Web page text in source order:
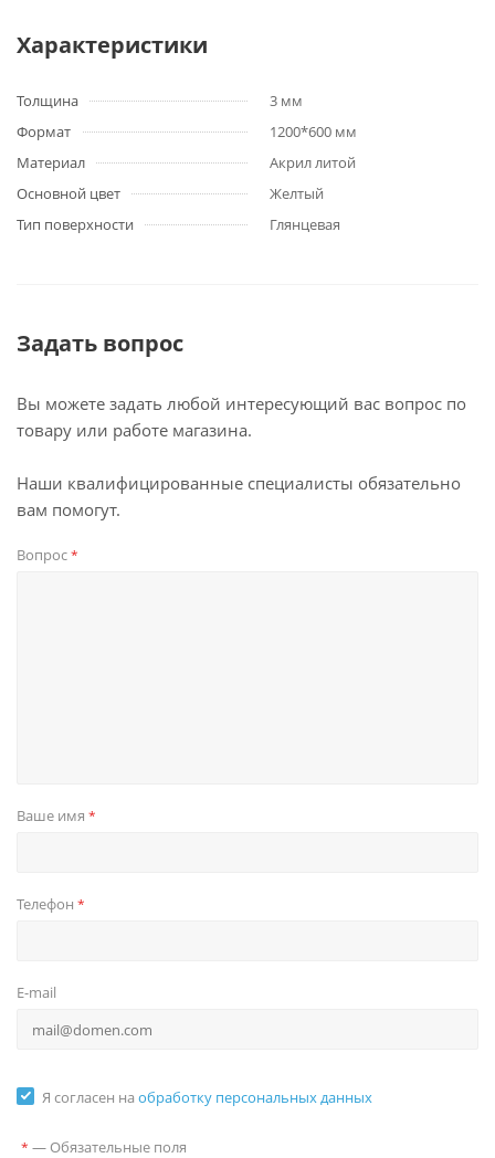
Характеристики
Толщина
3 мм
Формат
1200*600 мм
Материал
Акрил литой
Основной цвет
Желтый
Тип поверхности
Глянцевая
Задать вопрос
Вы можете задать любой интересующий вас вопрос по
товару или работе магазина.
Наши квалифицированные специалисты обязательно
вам помогут.
Вопрос*
Ваше имя *
Телефон *
E-mail
Я согласен на обработку персональных данных
* — Обязательные поля